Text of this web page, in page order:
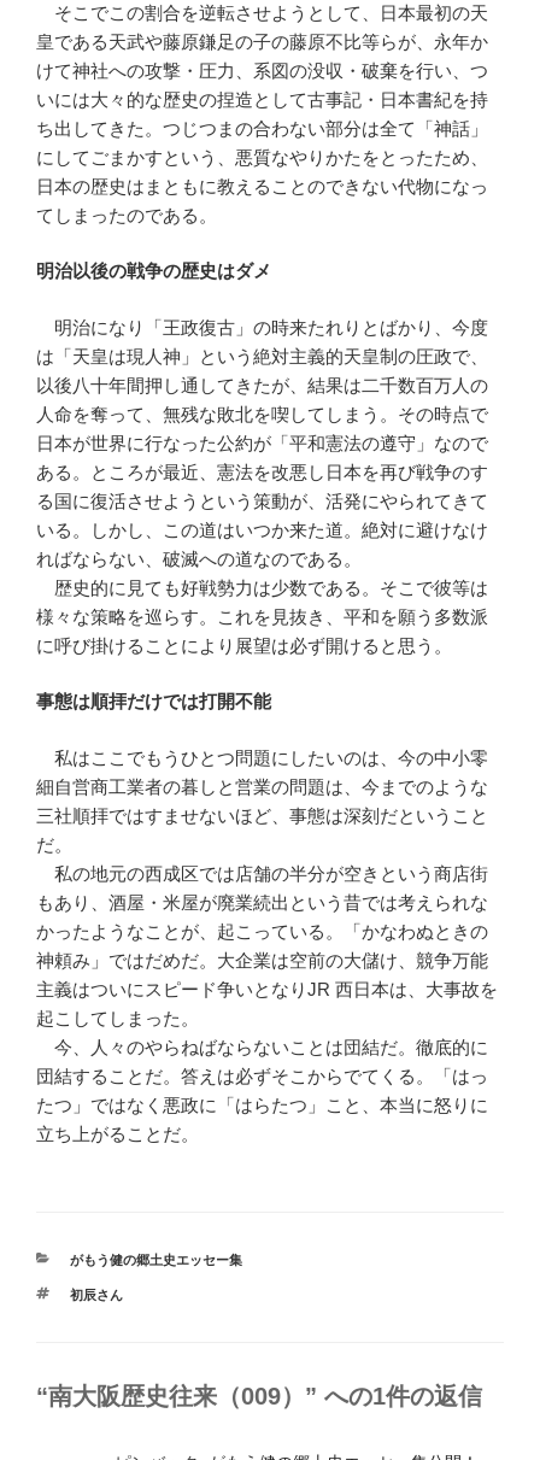
そこでこの割合を逆転させようとして、日本最初の天
皇である天武や藤原鎌足の子の藤原不比等らが、永年か
けて神社への攻撃・圧力、系図の没収・破棄を行い、つ
いには大々的な歴史の捏造として古事記・日本書紀を持
ち出してきた。つじつまの合わない部分は全て「神話」
にしてごまかすという、悪質なやりかたをとったため、
日本の歴史はまともに教えることのできない代物になっ
てしまったのである。
明治以後の戦争の歴史はダメ
明治になり「王政復古」の時来たれりとばかり、今度
は「天皇は現人神」という絶対主義的天皇制の圧政で、
以後八十年間押し通してきたが、結果は二千数百万人の
人命を奪って、無残な敗北を喫してしまう。その時点で
日本が世界に行なった公約が「平和憲法の遵守」なので
ある。ところが最近、憲法を改悪し日本を再び戦争のす
る国に復活させようという策動が、活発にやられてきて
いる。しかし、この道はいつか来た道。絶対に避けなけ
ればならない、破滅への道なのである。
歴史的に見ても好戦勢力は少数である。そこで彼等は
様々な策略を巡らす。これを見抜き、平和を願う多数派
に呼び掛けることにより展望は必ず開けると思う。
事態は順拝だけでは打開不能
私はここでもうひとつ問題にしたいのは、今の中小零
細自営商工業者の暮しと営業の問題は、今までのような
三社順拝ではすませないほど、事態は深刻だということ
だ。
私の地元の西成区では店舗の半分が空きという商店街
もあり、酒屋・米屋が廃業続出という昔では考えられな
かったようなことが、起こっている。「かなわぬときの
神頼み」ではだめだ。大企業は空前の大儲け、競争万能
主義はついにスピード争いとなりJR 西日本は、大事故を
起こしてしまった。
今、人々のやらねばならないことは団結だ。徹底的に
団結することだ。答えは必ずそこからでてくる。「はっ
たつ」ではなく悪政に「はらたつ」こと、本当に怒りに
立ち上がることだ。
カ
ゴ
がもう健の郷土史エッセー集
タ
初辰さん
“南大阪歴史往来（009）” への1件の返信